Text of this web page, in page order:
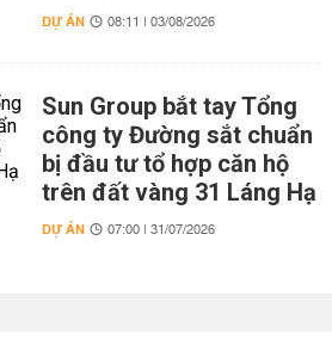
DỰ ÁN 08:11 | 03/08/2026
Sun Group bắt tay Tổng
công ty Đường sắt chuẩn
bị đầu tư tổ hợp căn hộ
trên đất vàng 31 Láng Hạ
DỰ ÁN 07:00 | 31/07/2026